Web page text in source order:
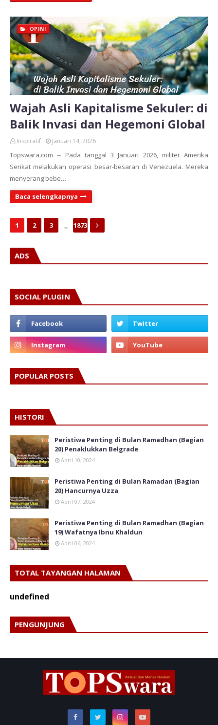
OPINI
Wajah Asli Kapitalisme Sekuler: di
Balik Invasi dan Hegemoni Global
Inspiratif Januari 14, 2026
Topswara.com -- Pada tanggal 3 Januari 2026, militer Amerika
Serikat melakukan operasi besar-besaran di Venezuela. Mereka
menyerang bebe…
Baca selengkapnya
1 2 3 ... 1873
ADS
SOCIAL PLUGIN
POPULAR POSTS
HISTORI
Peristiwa Penting di Bulan Ramadhan (Bagian
20) Penaklukkan Belgrade
April 10, 2024
Peristiwa Penting di Bulan Ramadan (Bagian
20) Hancurnya Uzza
April 07, 2024
Peristiwa Penting di Bulan Ramadhan (Bagian
19) Wafatnya Ibnu Khaldun
April 06, 2024
TOTAL TAYANGAN HALAMAN
undefned
PENGUNJUNG